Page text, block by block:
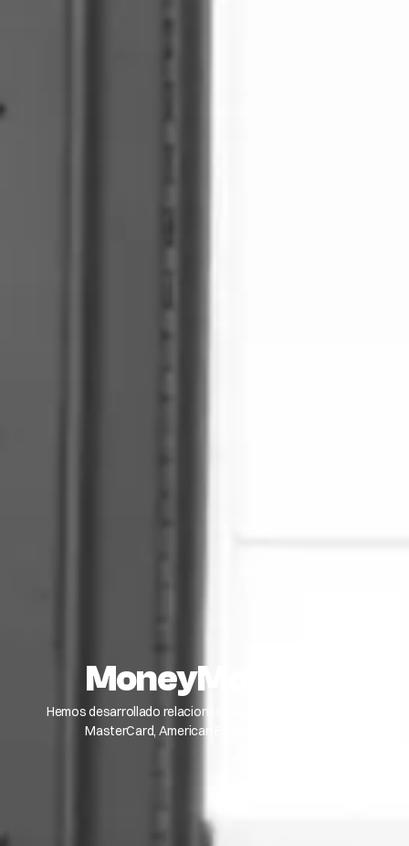
MoneyMovers
Hemos desarrollado relaciones excepcionales con Visa,
MasterCard, American Express y Discover.